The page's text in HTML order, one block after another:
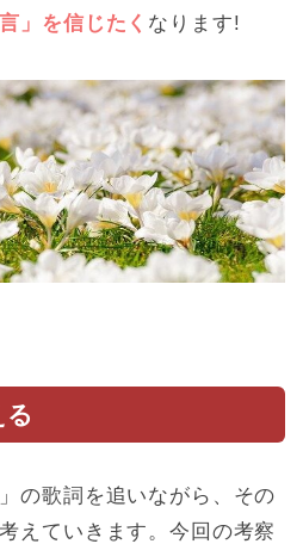
」を信じたく なります!
の歌詞を追いながら、その
えていきます。今回の考察